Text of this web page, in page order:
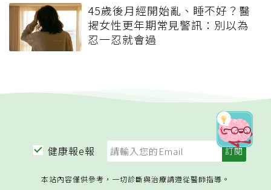
45歲後月經開始亂、睡不好？醫
揭女性更年期常見警訊：別以為
忍一忍就會過
健康報e報
本站內容僅供參考，一切診斷與治療請遵從醫師指導。